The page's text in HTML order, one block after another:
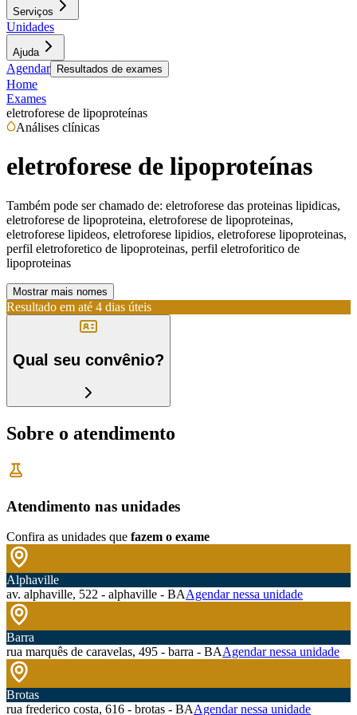
Serviços
Unidades
Ajuda
Agendar Resultados de exames
Home
Exames
eletroforese de lipoproteínas
Análises clínicas
eletroforese de lipoproteínas
Também pode ser chamado de: eletroforese das proteinas lipidicas,
eletroforese de lipoproteina, eletroforese de lipoproteinas,
eletroforese lipideos, eletroforese lipidios, eletroforese lipoproteinas,
perfil eletroforetico de lipoproteinas, perfil eletroforitico de
lipoproteinas
Mostrar mais nomes
Resultado em até 4 dias úteis
Qual seu convênio?
Sobre o atendimento
Atendimento nas unidades
Confira as unidades que fazem o exame
Alphaville
av. alphaville, 522 - alphaville - BAAgendar nessa unidade
Barra
rua marquês de caravelas, 495 - barra - BAAgendar nessa unidade
Brotas
rua frederico costa, 616 - brotas - BAAgendar nessa unidade